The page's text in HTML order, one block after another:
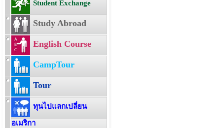
Student Exchange
Study Abroad
English Course
CampTour
Tour
ทุนไปแลกเปลี่ยน
อเมริกา